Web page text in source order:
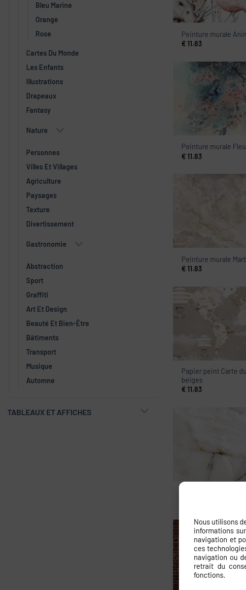
Nous utilisons
informations
navigation et
ces
navigation ou
retrait du
fonctions.
Bleu Marine
Orange
Rose
Cartes Du Monde
Les Enfants
Illustrations
Drapeaux
Fantasy
Nature
Personnes
Villes Et Villages
Agriculture
Paysages
Texture
Divertissement
Gastronomie
Abstraction
Sport
Graffiti
Art Et Design
Beauté Et Bien-Être
Bâtiments
Transport
Musique
Automne
TABLEAUX ET AFFICHES
Peinture murale
€ 11.83
Peinture murale
€ 11.83
Peinture murale
€ 11.83
Papier peint Carte
beiges
€ 11.83